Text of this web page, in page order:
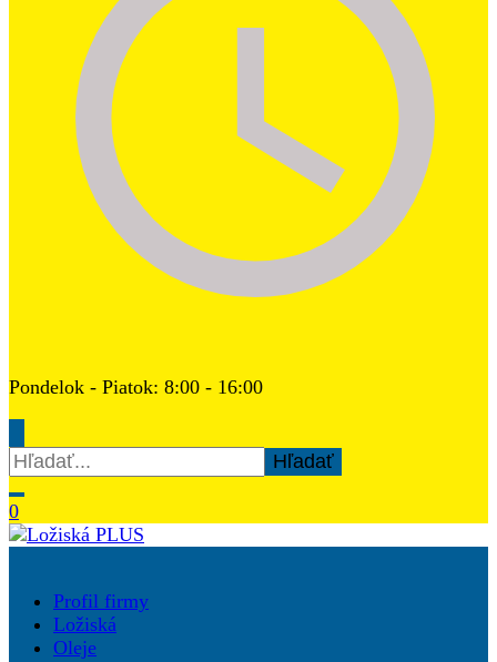
Pondelok - Piatok: 8:00 - 16:00
Hľadať:
0
Ložiská PLUS
Profil firmy
Ložiská
Oleje